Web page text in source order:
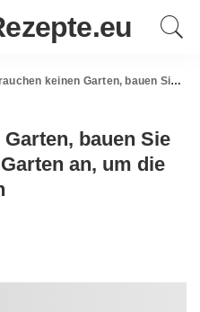
Garten, bauen Sie Napa-Kohl direkt im Garten an, um die Familie zu versorgen
bauen Sie
an, um die